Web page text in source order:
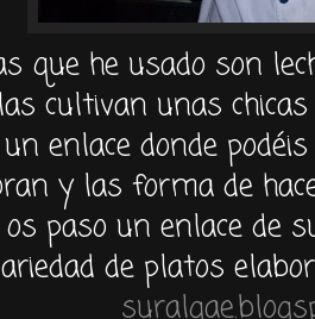
que he usado son
cultivan unas
enlace donde podéis
y las forma de
os paso un enlace de
de platos